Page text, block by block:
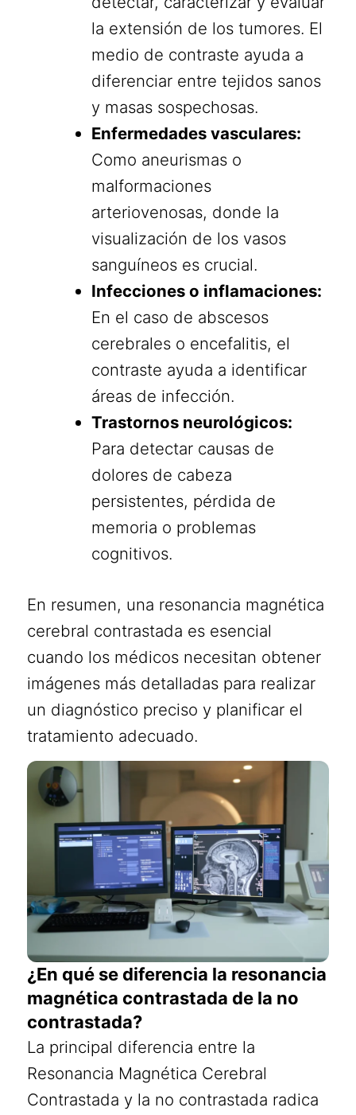
la extensión de los tumores. El
medio de contraste ayuda a
diferenciar entre tejidos sanos
y masas sospechosas.
Enfermedades vasculares:
Como aneurismas o
malformaciones
arteriovenosas, donde la
visualización de los vasos
sanguíneos es crucial.
Infecciones o inflamaciones:
En el caso de abscesos
cerebrales o encefalitis, el
contraste ayuda a identificar
áreas de infección.
Trastornos neurológicos:
Para detectar causas de
dolores de cabeza
persistentes, pérdida de
memoria o problemas
cognitivos.
En resumen, una resonancia magnética
cerebral contrastada es esencial
cuando los médicos necesitan obtener
imágenes más detalladas para realizar
un diagnóstico preciso y planificar el
tratamiento adecuado.
¿En qué se diferencia la resonancia
magnética contrastada de la no
contrastada?
La principal diferencia entre la
Resonancia Magnética Cerebral
Contrastada y la no contrastada radica